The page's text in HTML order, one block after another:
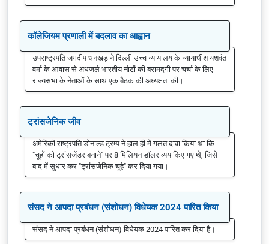
कॉलेजियम प्रणाली में बदलाव का आह्वान
उपराष्ट्रपति जगदीप धनखड़ ने दिल्ली उच्च न्यायालय के न्यायाधीश यशवंत
वर्मा के आवास से अधजले भारतीय नोटों की बरामदगी पर चर्चा के लिए
राज्यसभा के नेताओं के साथ एक बैठक की अध्यक्षता की।
ट्रांसजेनिक जीव
अमेरिकी राष्ट्रपति डोनाल्ड ट्रम्प ने हाल ही में गलत दावा किया था कि
"चूहों को ट्रांसजेंडर बनाने" पर 8 मिलियन डॉलर व्यय किए गए थे, जिसे
बाद में सुधार कर "ट्रांसजेनिक चूहे" कर दिया गया।
संसद ने आपदा प्रबंधन (संशोधन) विधेयक 2024 पारित किया
संसद ने आपदा प्रबंधन (संशोधन) विधेयक 2024 पारित कर दिया है।